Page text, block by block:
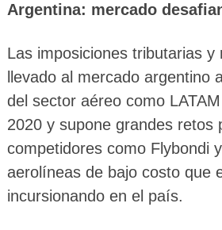
Argentina: mercado
Las imposiciones tributarias y
llevado al mercado argentino
del sector aéreo como
2020 y supone grandes retos
competidores como Flybondi
aerolíneas de bajo costo que
incursionando en el país.